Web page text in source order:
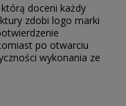
doceni każdy
zdobi logo marki
po otwarciu
wykonania ze